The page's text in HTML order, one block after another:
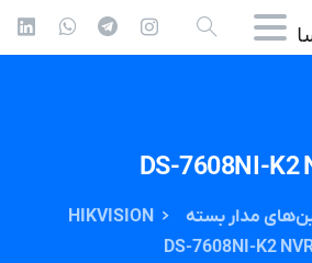
DS-7608NI-K2
مدار بسته
HIKVISION
DS-7608NI-K2